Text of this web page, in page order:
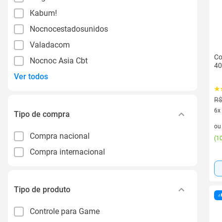
Kabum!
Nocnocestadosunidos
Valadacom
Nocnoc Asia Cbt
Ver todos
Tipo de compra
Compra nacional
Compra internacional
Tipo de produto
Controle para Game
6x
ou
(